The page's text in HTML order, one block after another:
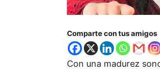
Comparte con tus amigos
Con una madurez